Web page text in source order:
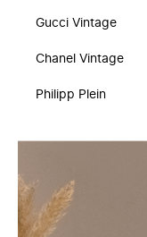
Gucci Vintage
Chanel Vintage
Philipp Plein